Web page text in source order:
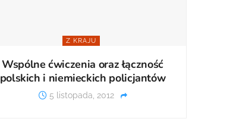
Z KRAJU
Wspólne ćwiczenia oraz łączność
polskich i niemieckich policjantów
5 listopada, 2012